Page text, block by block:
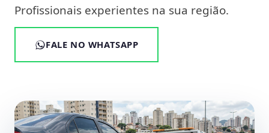
Profissionais experientes na sua região.
FALE NO WHATSAPP